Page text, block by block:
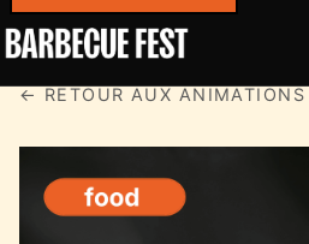
← RETOUR AUX ANIMATIONS